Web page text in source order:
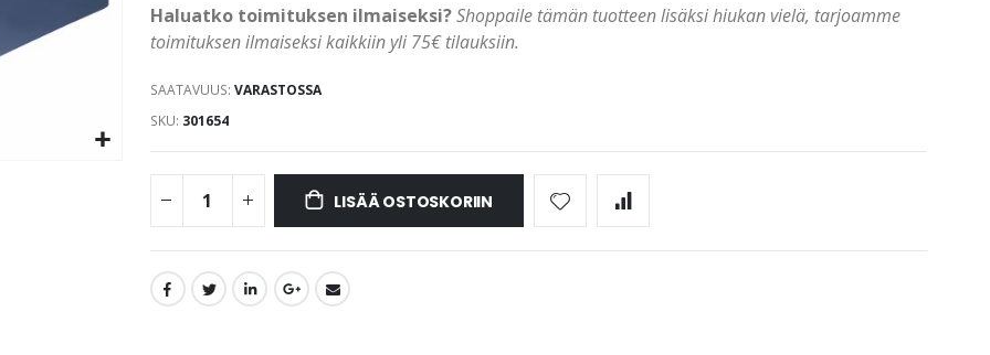
Haluatko toimituksen ilmaiseksi?Shoppaile tämän tuotteen lisäksi hiukan vielä, tarjoamme
toimituksen ilmaiseksi kaikkiin yli 75€ tilauksiin.
SAATAVUUS: VARASTOSSA
SKU 301654
LISÄÄ OSTOSKORIIN